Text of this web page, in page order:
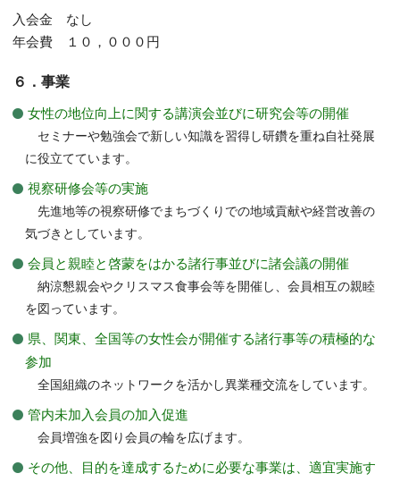
入会金 なし
年会費 １０，０００円
６．事業
女性の地位向上に関する講演会並びに研究会等の開催
セミナーや勉強会で新しい知識を習得し研鑽を重ね自社発展
に役立てています。
視察研修会等の実施
先進地等の視察研修でまちづくりでの地域貢献や経営改善の
気づきとしています。
会員と親睦と啓蒙をはかる諸行事並びに諸会議の開催
納涼懇親会やクリスマス食事会等を開催し、会員相互の親睦
を図っています。
県、関東、全国等の女性会が開催する諸行事等の積極的な
参加
全国組織のネットワークを活かし異業種交流をしています。
管内未加入会員の加入促進
会員増強を図り会員の輪を広げます。
その他、目的を達成するために必要な事業は、適宜実施す